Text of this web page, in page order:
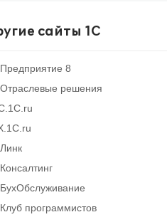
сайты 1С
8
решения
программистов